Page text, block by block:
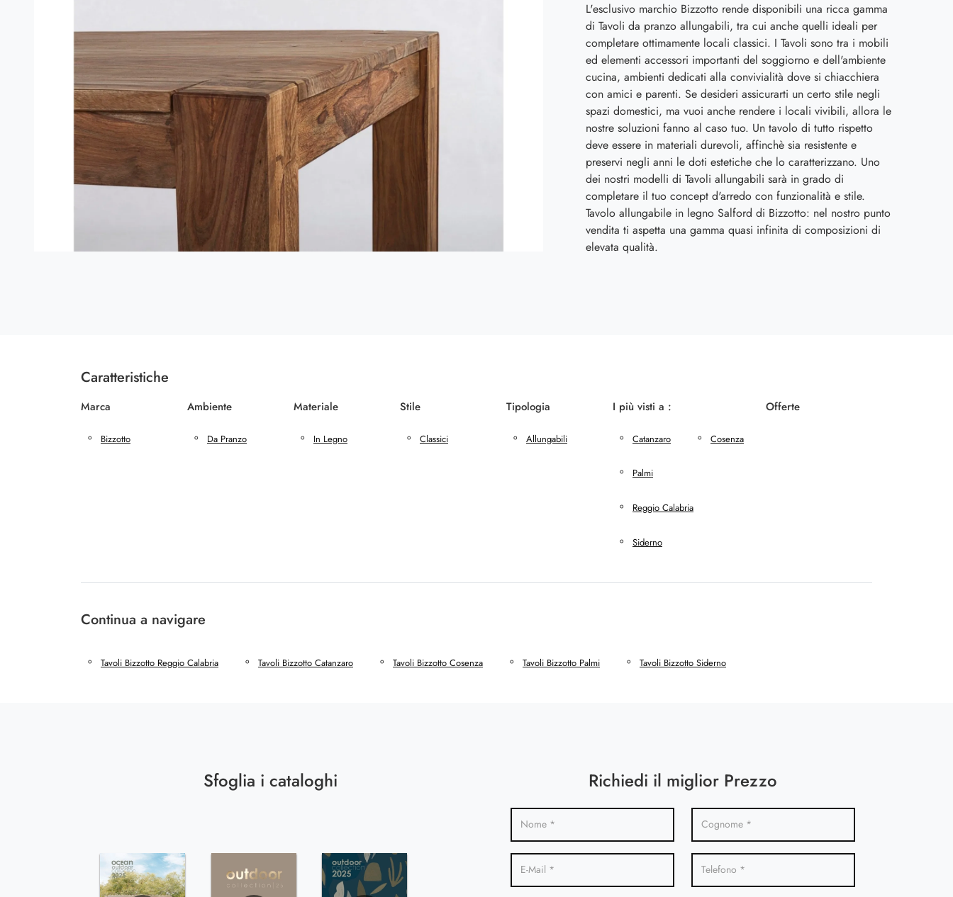
L'esclusivo marchio Bizzotto rende disponibili una ricca gamma
di Tavoli da pranzo allungabili, tra cui anche quelli ideali per
completare ottimamente locali classici. I Tavoli sono tra i mobili
ed elementi accessori importanti del soggiorno e dell'ambiente
cucina, ambienti dedicati alla convivialità dove si chiacchiera
con amici e parenti. Se desideri assicurarti un certo stile negli
spazi domestici, ma vuoi anche rendere i locali vivibili, allora le
nostre soluzioni fanno al caso tuo. Un tavolo di tutto rispetto
deve essere in materiali durevoli, affinchè sia resistente e
preservi negli anni le doti estetiche che lo caratterizzano. Uno
dei nostri modelli di Tavoli allungabili sarà in grado di
completare il tuo concept d'arredo con funzionalità e stile.
Tavolo allungabile in legno Salford di Bizzotto: nel nostro punto
vendita ti aspetta una gamma quasi infinita di composizioni di
elevata qualità.
Caratteristiche
Marca
Bizzotto
Ambiente
Da Pranzo
Materiale
In Legno
Stile
Classici
Tipologia
Allungabili
I più visti a :
Catanzaro Cosenza
Palmi
Reggio Calabria
Siderno
Offerte
Continua a navigare
Tavoli Bizzotto Reggio Calabria Tavoli Bizzotto Catanzaro Tavoli Bizzotto Cosenza Tavoli Bizzotto Palmi Tavoli Bizzotto Siderno
Sfoglia i cataloghi Richiedi il miglior Prezzo